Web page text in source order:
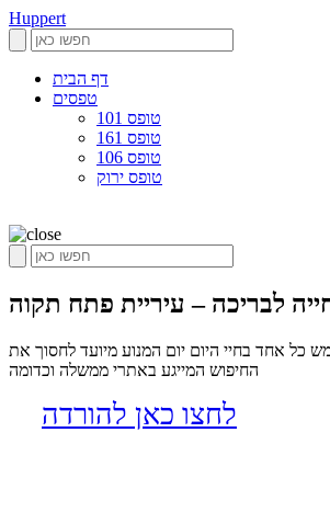
Huppert
דף הבית
טפסים
טופס 101
טופס 161
טופס 106
טופס ירוק
לבריכה – עיריית פתח תקוה
כל אחד בחיי היום יום המנוע מיועד לחסוך את
החיפוש המייגע באתרי ממשלה וכדומה
לחצו כאן להורדה